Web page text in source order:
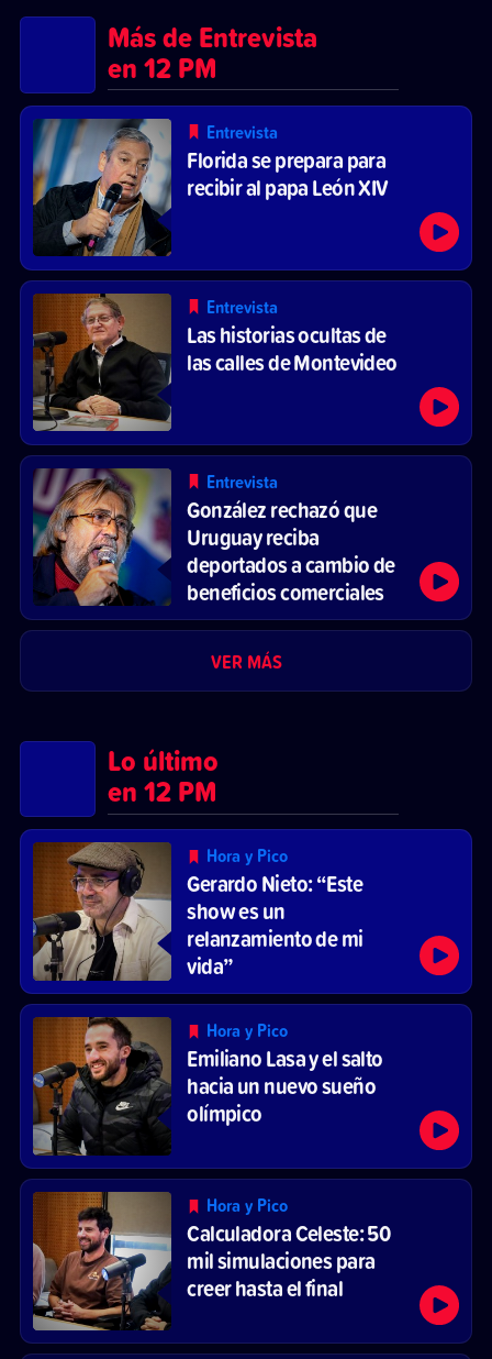
Más de Entrevista
en 12 PM
Entrevista
Florida se prepara para
recibir al papa León XIV
Entrevista
Las historias ocultas de
las calles de Montevideo
Entrevista
González rechazó que
Uruguay reciba
deportados a cambio de
beneficios comerciales
VER MÁS
Lo último
en 12 PM
Hora y Pico
Gerardo Nieto: “Este
show es un
relanzamiento de mi
vida”
Hora y Pico
Emiliano Lasa y el salto
hacia un nuevo sueño
olímpico
Hora y Pico
Calculadora Celeste: 50
mil simulaciones para
creer hasta el final